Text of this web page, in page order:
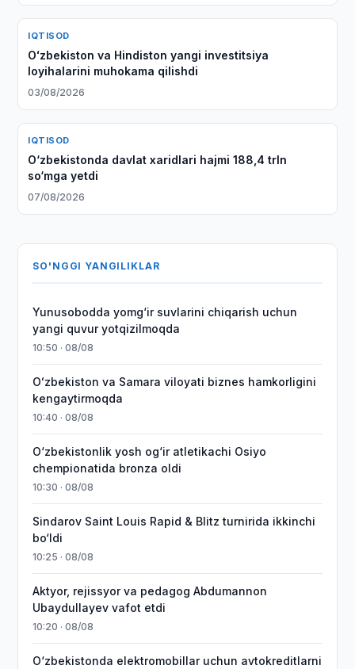
IQTISOD
Oʻzbekiston va Hindiston yangi investitsiya
loyihalarini muhokama qilishdi
03/08/2026
IQTISOD
O‘zbekistonda davlat xaridlari hajmi 188,4 trln
so‘mga yetdi
07/08/2026
SO'NGGI YANGILIKLAR
Yunusobodda yomg‘ir suvlarini chiqarish uchun
yangi quvur yotqizilmoqda
10:50 · 08/08
Oʻzbekiston va Samara viloyati biznes hamkorligini
kengaytirmoqda
10:40 · 08/08
O‘zbekistonlik yosh og‘ir atletikachi Osiyo
chempionatida bronza oldi
10:30 · 08/08
Sindarov Saint Louis Rapid & Blitz turnirida ikkinchi
bo‘ldi
10:25 · 08/08
Aktyor, rejissyor va pedagog Abdumannon
Ubaydullayev vafot etdi
10:20 · 08/08
O‘zbekistonda elektromobillar uchun avtokreditlarni